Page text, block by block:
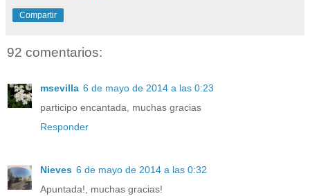
Compartir
92 comentarios:
msevilla 6 de mayo de 2014 a las 0:23
participo encantada, muchas gracias
Responder
Nieves 6 de mayo de 2014 a las 0:32
Apuntada!, muchas gracias!